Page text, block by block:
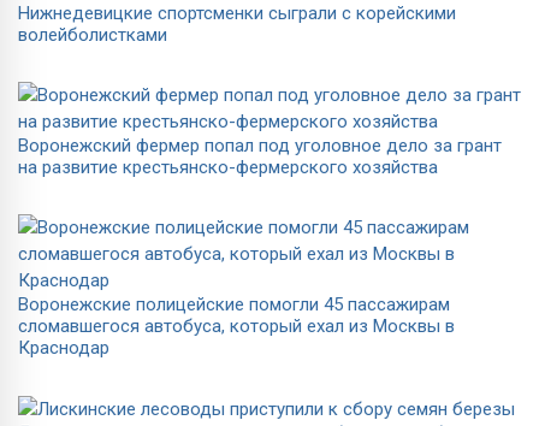
Нижнедевицкие спортсменки сыграли с корейскими
волейболистками
Воронежский фермер попал под уголовное дело за грант
на развитие крестьянско-фермерского хозяйства
Воронежские полицейские помогли 45 пассажирам
сломавшегося автобуса, который ехал из Москвы в
Краснодар